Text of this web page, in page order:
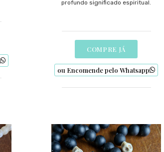
profundo significado espiritual.
COMPRE JÁ
ou Encomende pelo Whatsapp